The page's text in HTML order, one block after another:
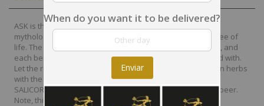
ASK is the Danish word for the ash tree, which in northern
mythology is said to be the type of tree of Yggdrasil, the tree of
life. The ASK beer is brewed with aromatic northern herbs, and
each beer is respectively named after the herb it’s brewed with.
Let the receiver enjoy the characteristic flavors of northern herbs
with the four different ales and pilsner, VERBENA, SEDUM,
SALICORNIA and SAVORY. The gift includes four bottles of beer.
Note, this gift does NOT include a beer glass.
When do you want it to be delivered?
Enviar